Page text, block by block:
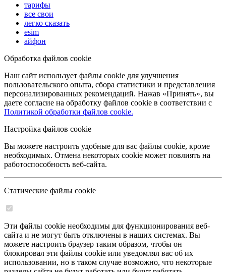
тарифы
все свои
легко сказать
esim
айфон
Обработка файлов cookie
Наш сайт использует файлы cookie для улучшения
пользовательского опыта, сбора статистики и представления
персонализированных рекомендаций. Нажав «Принять», вы
даете согласие на обработку файлов cookie в соответствии с
Политикой обработки файлов cookie.
Настройка файлов cookie
Вы можете настроить удобные для вас файлы cookie, кроме
необходимых. Отмена некоторых cookie может повлиять на
работоспособность веб-сайта.
Статические файлы cookie
Эти файлы cookie необходимы для функционирования веб-
сайта и не могут быть отключены в наших системах. Вы
можете настроить браузер таким образом, чтобы он
блокировал эти файлы cookie или уведомлял вас об их
использовании, но в таком случае возможно, что некоторые